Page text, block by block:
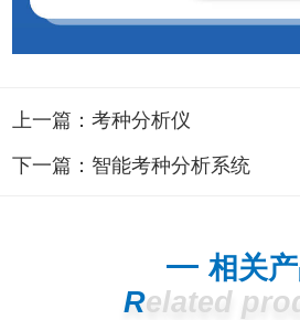
上一篇：考种分析仪
下一篇： 智能考种分析系统
相关
Related